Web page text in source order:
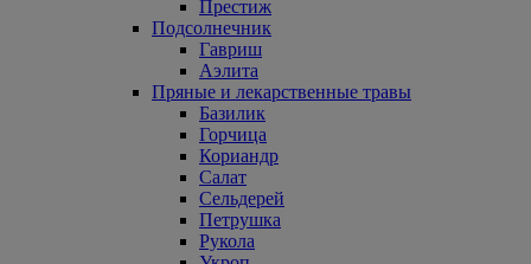
Престиж
Подсолнечник
Гавриш
Аэлита
Пряные и лекарственные травы
Базилик
Горчица
Кориандр
Салат
Сельдерей
Петрушка
Рукола